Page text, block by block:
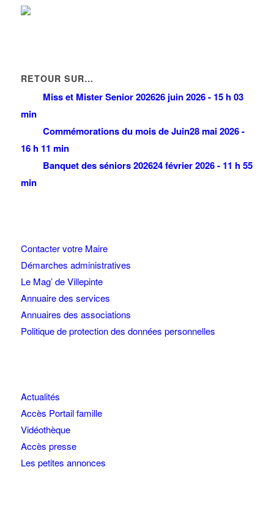
RETOUR SUR…
Miss et Mister Senior 202626 juin 2026 - 15 h 03
min
Commémorations du mois de Juin28 mai 2026 -
16 h 11 min
Banquet des séniors 202624 février 2026 - 11 h 55
min
Contacter votre Maire
Démarches administratives
Le Mag’ de Villepinte
Annuaire des services
Annuaires des associations
Politique de protection des données personnelles
Actualités
Accès Portail famille
Vidéothèque
Accès presse
Les petites annonces